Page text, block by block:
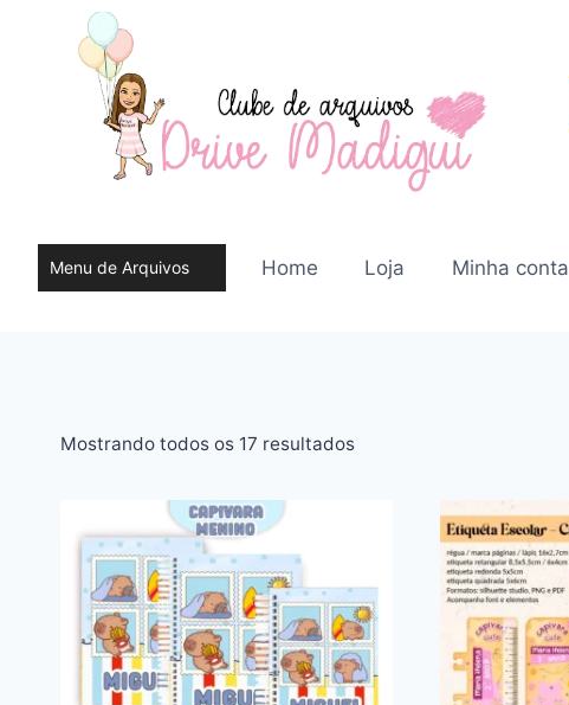
Menu de Arquivos Home Loja Minha conta
Mostrando todos os 17 resultadosClassificado